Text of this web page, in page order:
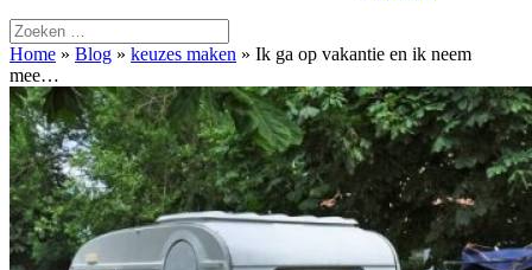
Home » Blog » keuzes maken » Ik ga op vakantie en ik neem
mee…